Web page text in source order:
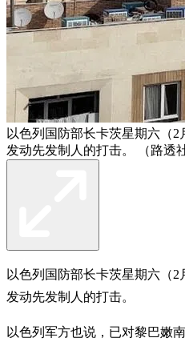
以色列国防部长卡茨星期六（
发动先发制人的打击。 （路透社
以色列国防部长卡茨星期六（
发动先发制人的打击。
以色列军方也说，已对黎巴嫩